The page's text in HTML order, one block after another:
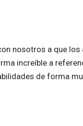
nosotros a que los
increíble a
de forma